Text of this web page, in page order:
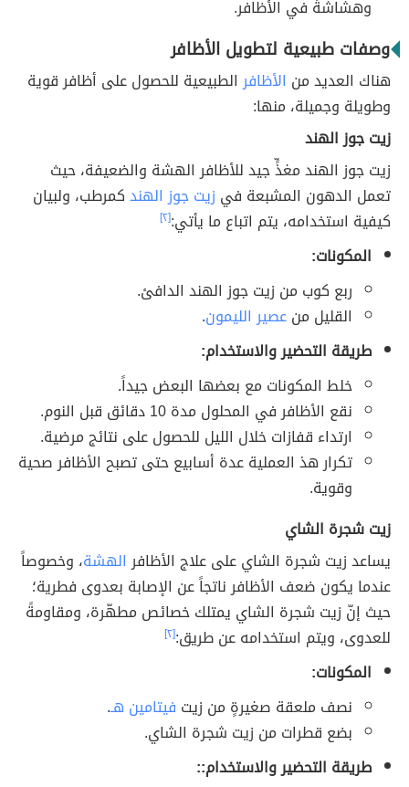
وهشاشةً في الأظافر.
وصفات طبيعية لتطويل الأظافر
هناك العديد من الأظافرالطبيعية للحصول على أظافر قوية
وطويلة وجميلة، منها:
زيت جوز الهند
زيت جوز الهند مغذٍّ جيد للأظافر الهشة والضعيفة، حيث
تعمل الدهون المشبعة في زيت جوز الهندكمرطب، ولبيان
كيفية استخدامه، يتم اتباع ما يأتي:[٢]
المكونات:
ربع كوب من زيت جوز الهند الدافئ.
القليل منعصير الليمون.
طريقة التحضير والاستخدام:
خلط المكونات مع بعضها البعض جيداً.
نقع الأظافر في المحلول مدة 10 دقائق قبل النوم.
ارتداء قفازات خلال الليل للحصول على نتائج مرضية.
تكرار هذ العملية عدة أسابيع حتى تصبح الأظافر صحية
وقوية.
زيت شجرة الشاي
يساعد زيت شجرة الشاي على علاج الأظافرالهشة، وخصوصاً
عندما يكون ضعف الأظافر ناتجاً عن الإصابة بعدوى فطرية؛
حيث إنّ زيت شجرة الشاي يمتلك خصائص مطهّرة، ومقاومةً
للعدوى، ويتم استخدامه عن طريق:[٢]
المكونات:
نصف ملعقة صغيرةٍ من زيت فيتامين هـ.
بضع قطرات من زيت شجرة الشاي.
طريقة التحضير والاستخدام::